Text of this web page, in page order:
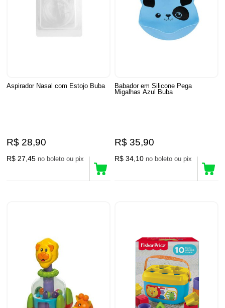
Aspirador Nasal com Estojo Buba
R$ 28,90
R$ 27,45 no boleto ou pix
Babador em Silicone Pega
Migalhas Azul Buba
R$ 35,90
R$ 34,10 no boleto ou pix